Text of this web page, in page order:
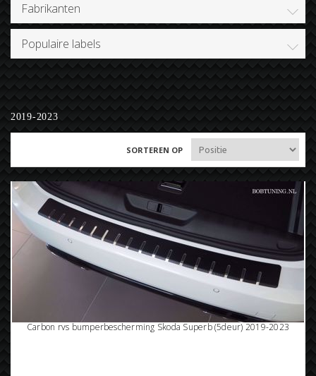
Fabrikanten
Populaire labels
2019-2023
SORTEREN OP
Carbon rvs bumperbescherming Skoda Superb (5deur) 2019-2023